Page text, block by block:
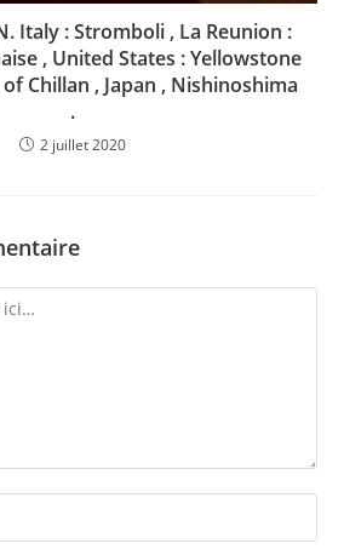
Italy : Stromboli , La Reunion :
, United States : Yellowstone
Chillan , Japan , Nishinoshima
.
2 juillet 2020